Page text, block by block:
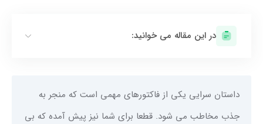
در این مقاله می خوانید:
داستان سرایی یکی از فاکتورهای مهمی است که منجر به
جذب مخاطب می شود. قطعا برای شما نیز پیش آمده که بی